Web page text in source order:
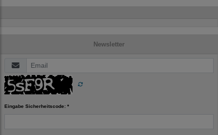
Newsletter
Eingabe Sicherheitscode: *